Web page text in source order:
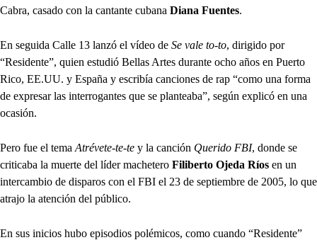
Cabra, casado con la cantante cubana Diana Fuentes.
En seguida Calle 13 lanzó el vídeo de Se vale to-to, dirigido por
“Residente”, quien estudió Bellas Artes durante ocho años en Puerto
Rico, EE.UU. y España y escribía canciones de rap “como una forma
de expresar las interrogantes que se planteaba”, según explicó en una
ocasión.
Pero fue el tema Atrévete-te-te y la canción Querido FBI, donde se
criticaba la muerte del líder machetero Filiberto Ojeda Ríos en un
intercambio de disparos con el FBI el 23 de septiembre de 2005, lo que
atrajo la atención del público.
En sus inicios hubo episodios polémicos, como cuando “Residente”